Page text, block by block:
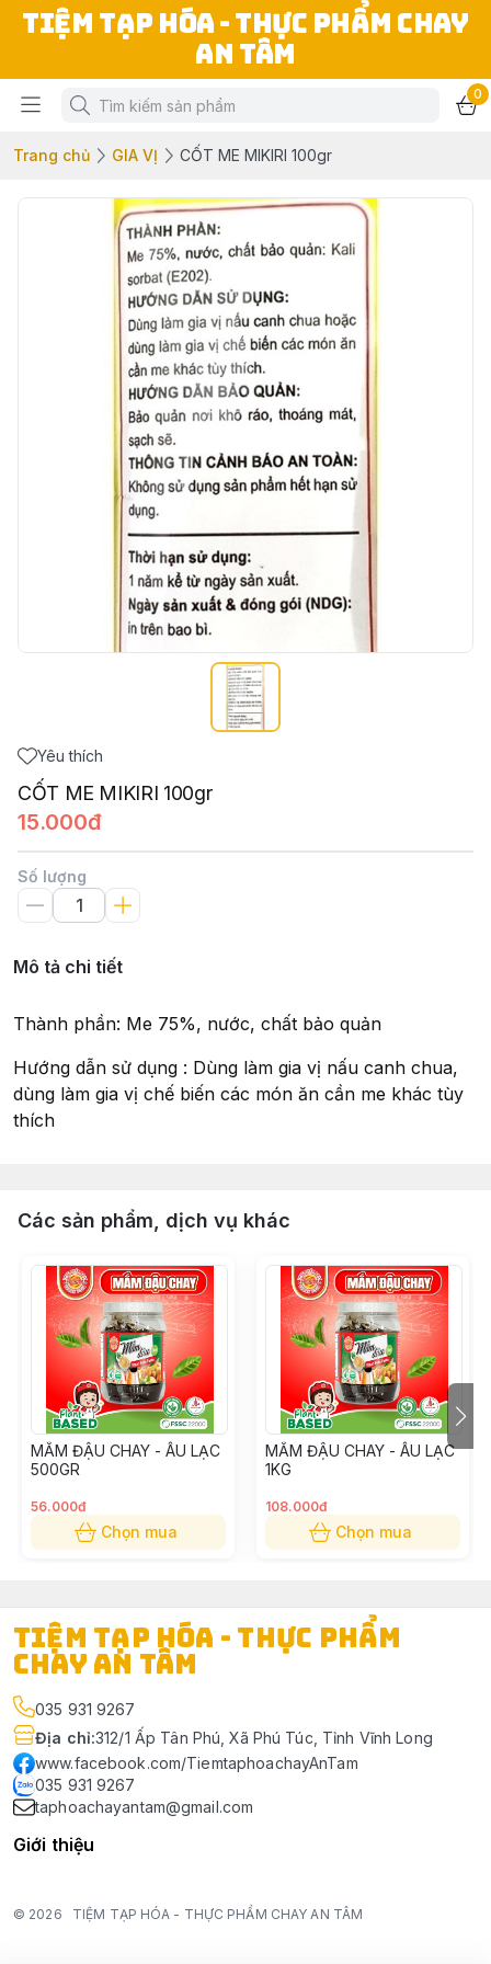
TIỆM TẠP HÓA - THỰC PHẨM CHAY
AN TÂM
0
Trang chủ GIA VỊ CỐT ME MIKIRI 100gr
Yêu thích
CỐT ME MIKIRI 100gr
15.000đ
Số lượng
Mô tả chi tiết
Thành phần: Me 75%, nước, chất bảo quản
Hướng dẫn sử dụng : Dùng làm gia vị nấu canh chua,
dùng làm gia vị chế biến các món ăn cần me khác tùy
thích
Các sản phẩm, dịch vụ khác
MẮM ĐẬU CHAY - ÂU LẠC
500GR
56.000đ
Chọn mua
MẮM ĐẬU CHAY - ÂU LẠC
1KG
108.000đ
Chọn mua
TIỆM TẠP HÓA - THỰC PHẨM
CHAY AN TÂM
035 931 9267
Địa chỉ:312/1 Ấp Tân Phú, Xã Phú Túc, Tỉnh Vĩnh Long
www.facebook.com/TiemtaphoachayAnTam
035 931 9267
taphoachayantam@gmail.com
Giới thiệu
© 2026 TIỆM TẠP HÓA - THỰC PHẨM CHAY AN TÂM